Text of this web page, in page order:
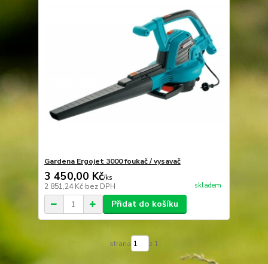
Gardena Ergojet 3000 foukač / vysavač
3 450,00 Kč/ks
2 851,24 Kč bez DPH skladem
Přidat do košíku
strana z 1